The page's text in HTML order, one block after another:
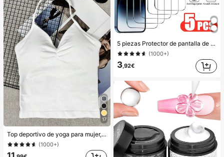
17
Top deportivo de yoga para mujer, sin mangas, elástico, transpirable, para fitness y entrenamiento
(1000+)
5 piezas Protector de pantalla de vidrio templado a prueba de golpes, compatible con 17, 16, 15, 14, 13, 12, 11, XR, XS, X, 7, 8, anti-explosión, anti-rotura, anti-rayones, impermeable, película de vidrio templado para smartphone, imprescindible
(1000+)
3,92€